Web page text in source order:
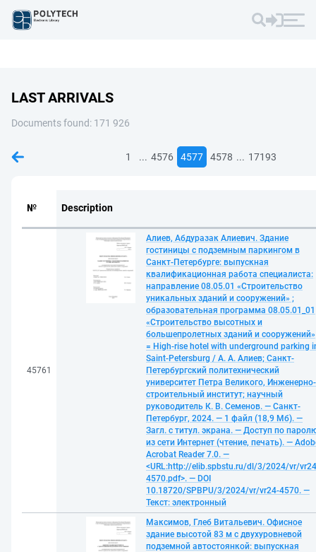
LAST ARRIVALS
Documents found: 171 926
1 ... 4576 4577 4578 ... 17193
№ Description
45761
Алиев, Абдуразак Алиевич. Здание
гостиницы с подземным паркингом в
Санкт-Петербурге: выпускная
квалификационная работа специалиста:
направление 08.05.01 «Строительство
уникальных зданий и сооружений» ;
образовательная программа 08.05.01_01
«Строительство высотных и
большепролетных зданий и сооружений»
= High-rise hotel with underground parking
Saint-Petersburg / А. А. Алиев; Санкт-
Петербургский политехнический
университет Петра Великого, Инженерно-
строительный институт; научный
руководитель К. В. Семенов. — Санкт-
Петербург, 2024. — 1 файл (18,9 Мб). —
Загл. с титул. экрана. — Доступ по
из сети Интернет (чтение, печать). —
Acrobat Reader 7.0. —
<URL:http://elib.spbstu.ru/dl/3/2024/vr/
4570.pdf>. — DOI
10.18720/SPBPU/3/2024/vr/vr24-4570. —
Текст: электронный
Максимов, Глеб Витальевич. Офисное
здание высотой 83 м с двухуровневой
подземной автостоянкой: выпускная